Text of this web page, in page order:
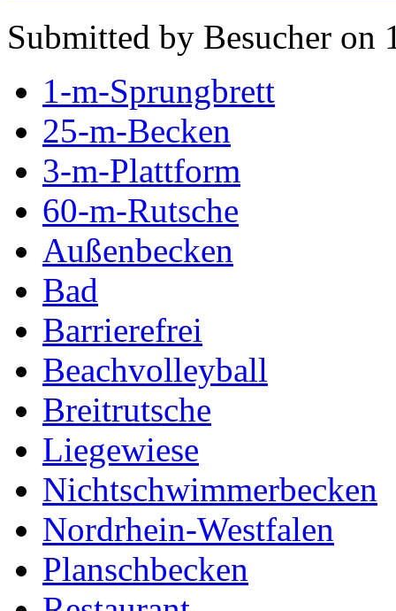
Submitted by Besucher on
1-m-Sprungbrett
25-m-Becken
3-m-Plattform
60-m-Rutsche
Außenbecken
Bad
Barrierefrei
Beachvolleyball
Breitrutsche
Liegewiese
Nichtschwimmerbecken
Nordrhein-Westfalen
Planschbecken